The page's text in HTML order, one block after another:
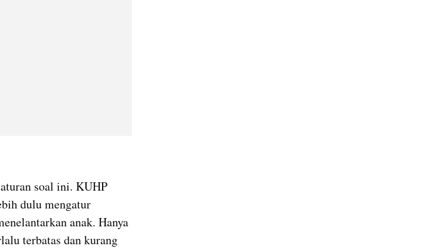
soal ini. KUHP
dulu mengatur
anak. Hanya
terbatas dan kurang